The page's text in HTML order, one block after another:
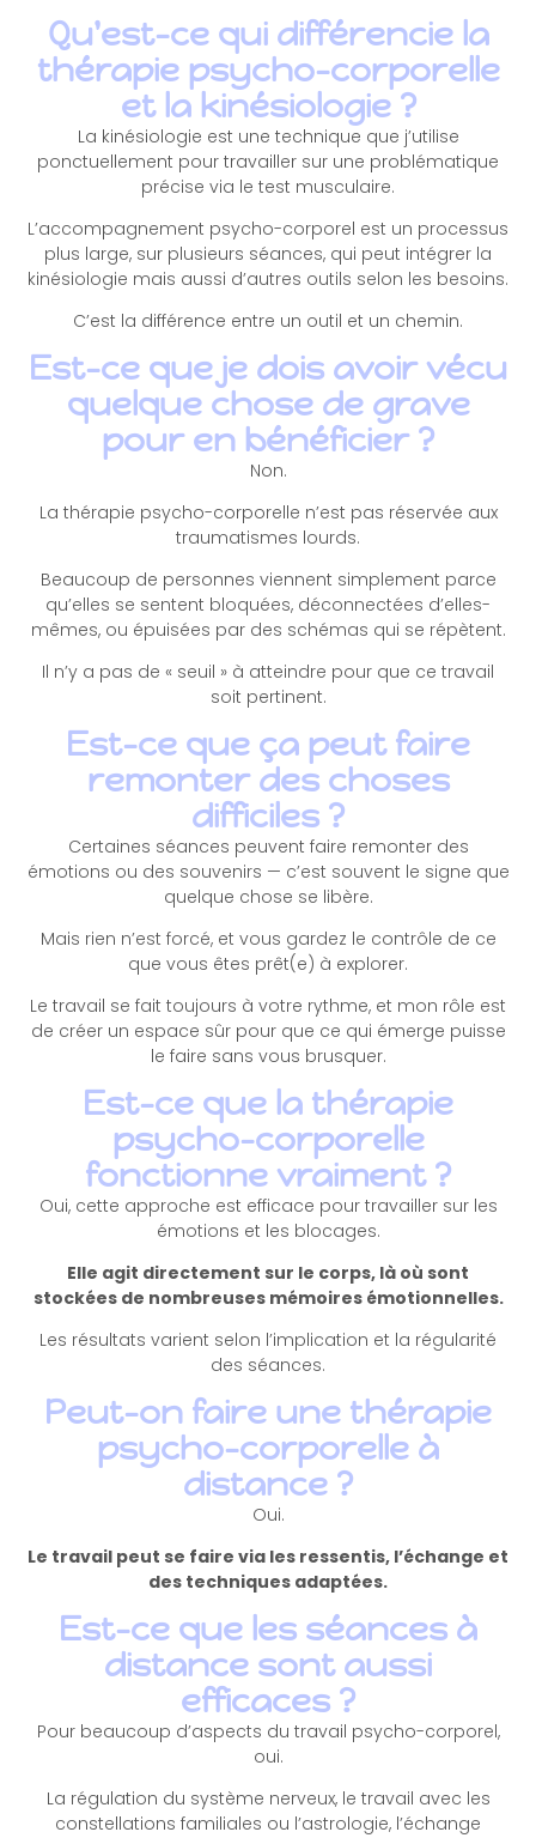
Qu'est-ce qui différencie la
thérapie psycho-corporelle
et la kinésiologie ?
La kinésiologie est une technique que j’utilise
ponctuellement pour travailler sur une problématique
précise via le test musculaire.
L’accompagnement psycho-corporel est un processus
plus large, sur plusieurs séances, qui peut intégrer la
kinésiologie mais aussi d’autres outils selon les besoins.
C’est la différence entre un outil et un chemin.
Est-ce que je dois avoir vécu
quelque chose de grave
pour en bénéficier ?
Non.
La thérapie psycho-corporelle n’est pas réservée aux
traumatismes lourds.
Beaucoup de personnes viennent simplement parce
qu’elles se sentent bloquées, déconnectées d’elles-
mêmes, ou épuisées par des schémas qui se répètent.
Il n’y a pas de « seuil » à atteindre pour que ce travail
soit pertinent.
Est-ce que ça peut faire
remonter des choses
difficiles ?
Certaines séances peuvent faire remonter des
émotions ou des souvenirs — c’est souvent le signe que
quelque chose se libère.
Mais rien n’est forcé, et vous gardez le contrôle de ce
que vous êtes prêt(e) à explorer.
Le travail se fait toujours à votre rythme, et mon rôle est
de créer un espace sûr pour que ce qui émerge puisse
le faire sans vous brusquer.
Est-ce que la thérapie
psycho-corporelle
fonctionne vraiment ?
Oui, cette approche est efficace pour travailler sur les
émotions et les blocages.
Elle agit directement sur le corps, là où sont
stockées de nombreuses mémoires émotionnelles.
Les résultats varient selon l’implication et la régularité
des séances.
Peut-on faire une thérapie
psycho-corporelle à
distance ?
Oui.
Le travail peut se faire via les ressentis, l’échange et
des techniques adaptées.
Est-ce que les séances à
distance sont aussi
efficaces ?
Pour beaucoup d’aspects du travail psycho-corporel,
oui.
La régulation du système nerveux, le travail avec les
constellations familiales ou l’astrologie, l’échange